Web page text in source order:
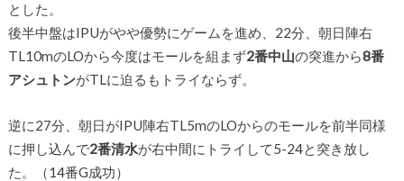
とした。
後半中盤はIPUがやや優勢にゲームを進め、22分、朝日陣右
TL10mのLOから今度はモールを組まず2番中山の突進から8番
アシュトンがTLに迫るもトライならず。
逆に27分、朝日がIPU陣右TL5mのLOからのモールを前半同様
に押し込んで2番清水が右中間にトライして5-24と突き放し
た。（14番G成功）